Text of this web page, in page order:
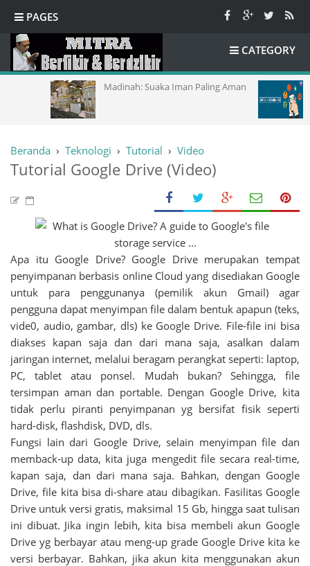
PAGES
CATEGORY
Madinah: Suaka Iman Paling Aman
Beranda › Teknologi › Tutorial › Video
Tutorial Google Drive (Video)
Apa itu Google Drive? Google Drive merupakan tempat
penyimpanan berbasis online Cloud yang disediakan Google
untuk para penggunanya (pemilik akun Gmail) agar
pengguna dapat menyimpan file dalam bentuk apapun (teks,
vide0, audio, gambar, dls) ke Google Drive. File-file ini bisa
diakses kapan saja dan dari mana saja, asalkan dalam
jaringan internet, melalui beragam perangkat seperti: laptop,
PC, tablet atau ponsel. Mudah bukan? Sehingga, file
tersimpan aman dan portable. Dengan Google Drive, kita
tidak perlu piranti penyimpanan yg bersifat fisik seperti
hard-disk, flashdisk, DVD, dls.
Fungsi lain dari Google Drive, selain menyimpan file dan
memback-up data, kita juga mengedit file secara real-time,
kapan saja, dan dari mana saja. Bahkan, dengan Google
Drive, file kita bisa di-share atau dibagikan. Fasilitas Google
Drive untuk versi gratis, maksimal 15 Gb, hingga saat tulisan
ini dibuat. Jika ingin lebih, kita bisa membeli akun Google
Drive yg berbayar atau meng-up grade Google Drive kita ke
versi berbayar. Bahkan, jika akun kita menggunakan akun